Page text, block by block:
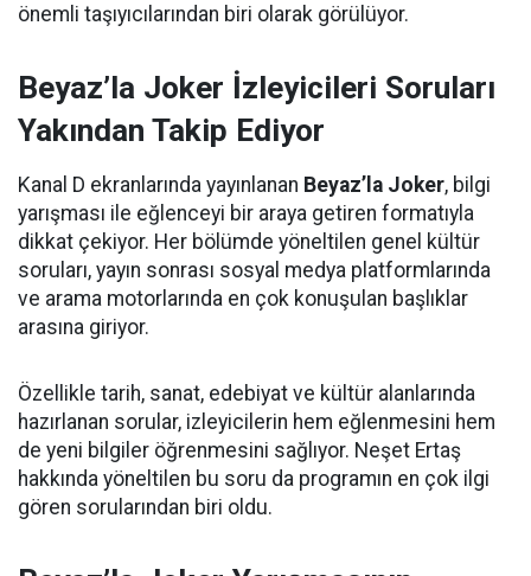
önemli taşıyıcılarından biri olarak görülüyor.
Beyaz’la Joker İzleyicileri Soruları
Yakından Takip Ediyor
Kanal D ekranlarında yayınlanan Beyaz’la Joker, bilgi
yarışması ile eğlenceyi bir araya getiren formatıyla
dikkat çekiyor. Her bölümde yöneltilen genel kültür
soruları, yayın sonrası sosyal medya platformlarında
ve arama motorlarında en çok konuşulan başlıklar
arasına giriyor.
Özellikle tarih, sanat, edebiyat ve kültür alanlarında
hazırlanan sorular, izleyicilerin hem eğlenmesini hem
de yeni bilgiler öğrenmesini sağlıyor. Neşet Ertaş
hakkında yöneltilen bu soru da programın en çok ilgi
gören sorularından biri oldu.